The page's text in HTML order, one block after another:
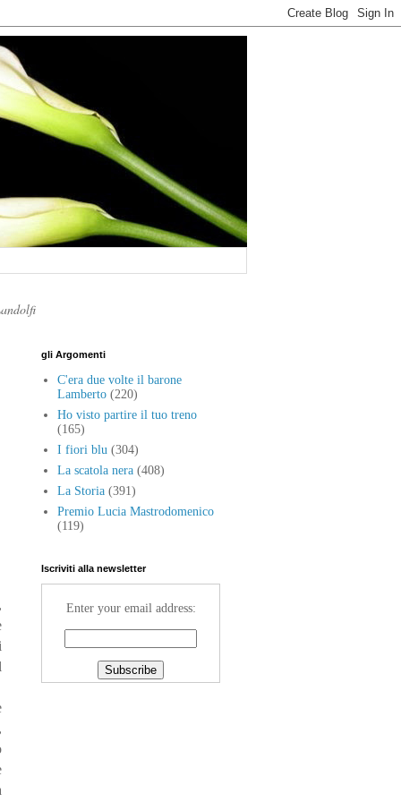
gli Argomenti
C'era due volte il barone
Lamberto (220)
Ho visto partire il tuo treno
(165)
I fiori blu (304)
La scatola nera (408)
La Storia (391)
Premio Lucia Mastrodomenico
(119)
Iscriviti alla newsletter
Enter your email address: